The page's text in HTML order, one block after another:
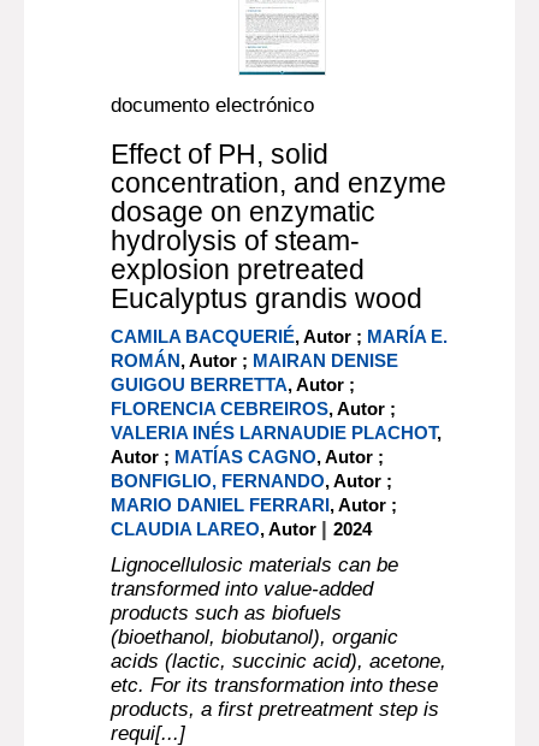
documento electrónico
Effect of PH, solid
concentration, and enzyme
dosage on enzymatic
hydrolysis of steam-
explosion pretreated
Eucalyptus grandis wood
CAMILA BACQUERIÉ, Autor ; MARÍA E.
ROMÁN, Autor ; MAIRAN DENISE
GUIGOU BERRETTA, Autor ;
FLORENCIA CEBREIROS, Autor ;
VALERIA INÉS LARNAUDIE PLACHOT,
Autor ; MATÍAS CAGNO, Autor ;
BONFIGLIO, FERNANDO, Autor ;
MARIO DANIEL FERRARI, Autor ;
CLAUDIA LAREO, Autor |2024
Lignocellulosic materials can be
transformed into value-added
products such as biofuels
(bioethanol, biobutanol), organic
acids (lactic, succinic acid), acetone,
etc. For its transformation into these
products, a first pretreatment step is
requi[...]